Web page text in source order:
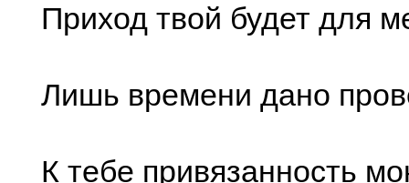
Приход твой будет для
Лишь времени дано
К тебе привязанность